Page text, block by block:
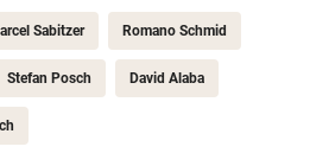
Sabitzer Romano Schmid
Stefan Posch David Alaba